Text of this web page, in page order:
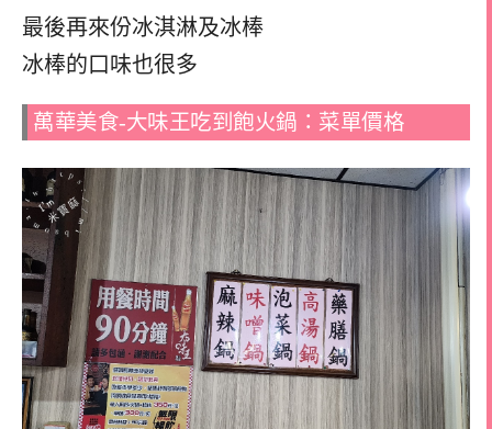
最後再來份冰淇淋及冰棒
冰棒的口味也很多
萬華美食-大味王吃到飽火鍋：菜單價格